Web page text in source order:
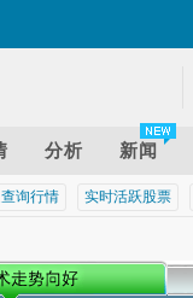
分析 新闻
询行情 实时活跃股票